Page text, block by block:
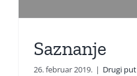
Saznanje
26. februar 2019. | Drugi put